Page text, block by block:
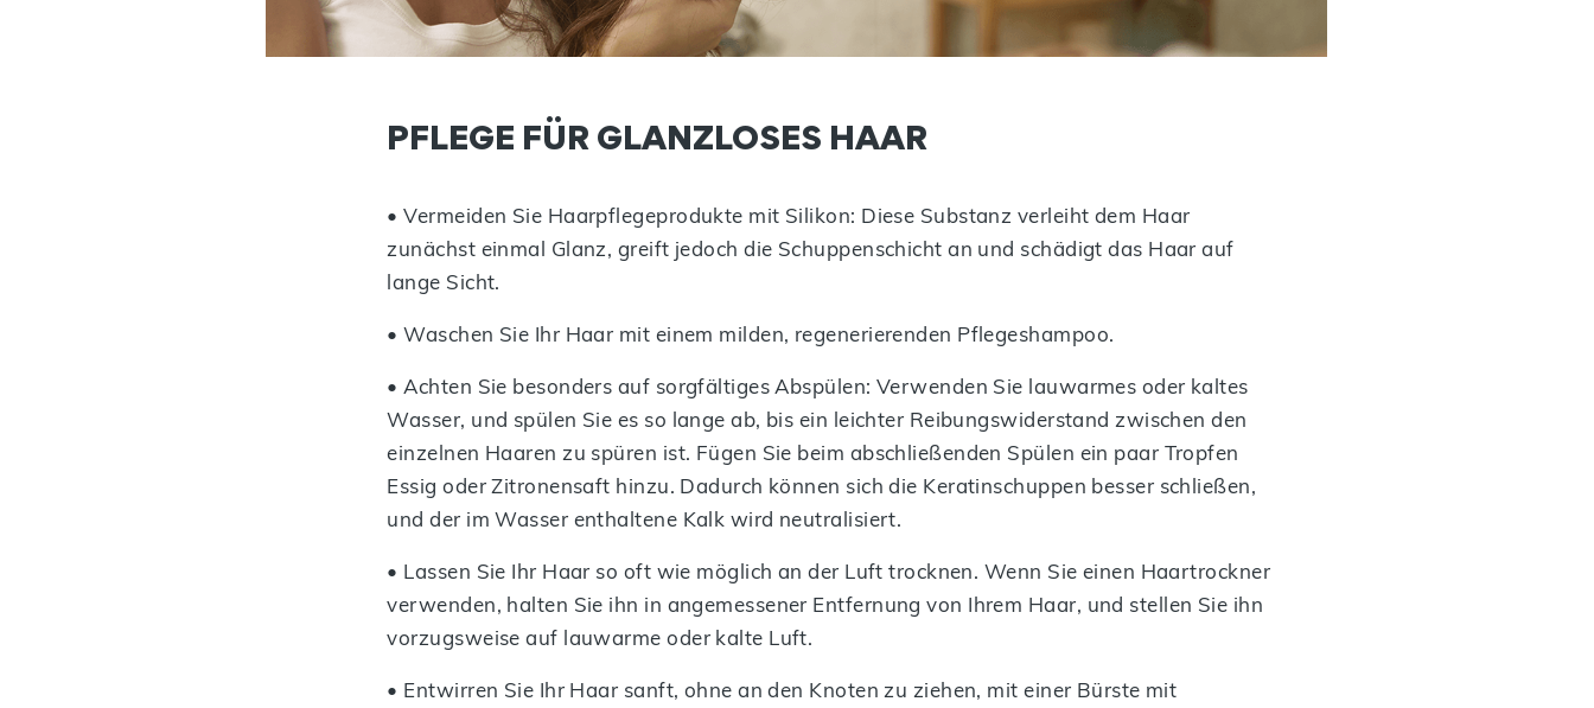
PFLEGE FÜR GLANZLOSES HAAR
• Vermeiden Sie Haarpflegeprodukte mit Silikon: Diese Substanz verleiht dem Haar
zunächst einmal Glanz, greift jedoch die Schuppenschicht an und schädigt das Haar auf
lange Sicht.
• Waschen Sie Ihr Haar mit einem milden, regenerierenden Pflegeshampoo.
• Achten Sie besonders auf sorgfältiges Abspülen: Verwenden Sie lauwarmes oder kaltes
Wasser, und spülen Sie es so lange ab, bis ein leichter Reibungswiderstand zwischen den
einzelnen Haaren zu spüren ist. Fügen Sie beim abschließenden Spülen ein paar Tropfen
Essig oder Zitronensaft hinzu. Dadurch können sich die Keratinschuppen besser schließen,
und der im Wasser enthaltene Kalk wird neutralisiert.
• Lassen Sie Ihr Haar so oft wie möglich an der Luft trocknen. Wenn Sie einen Haartrockner
verwenden, halten Sie ihn in angemessener Entfernung von Ihrem Haar, und stellen Sie ihn
vorzugsweise auf lauwarme oder kalte Luft.
• Entwirren Sie Ihr Haar sanft, ohne an den Knoten zu ziehen, mit einer Bürste mit